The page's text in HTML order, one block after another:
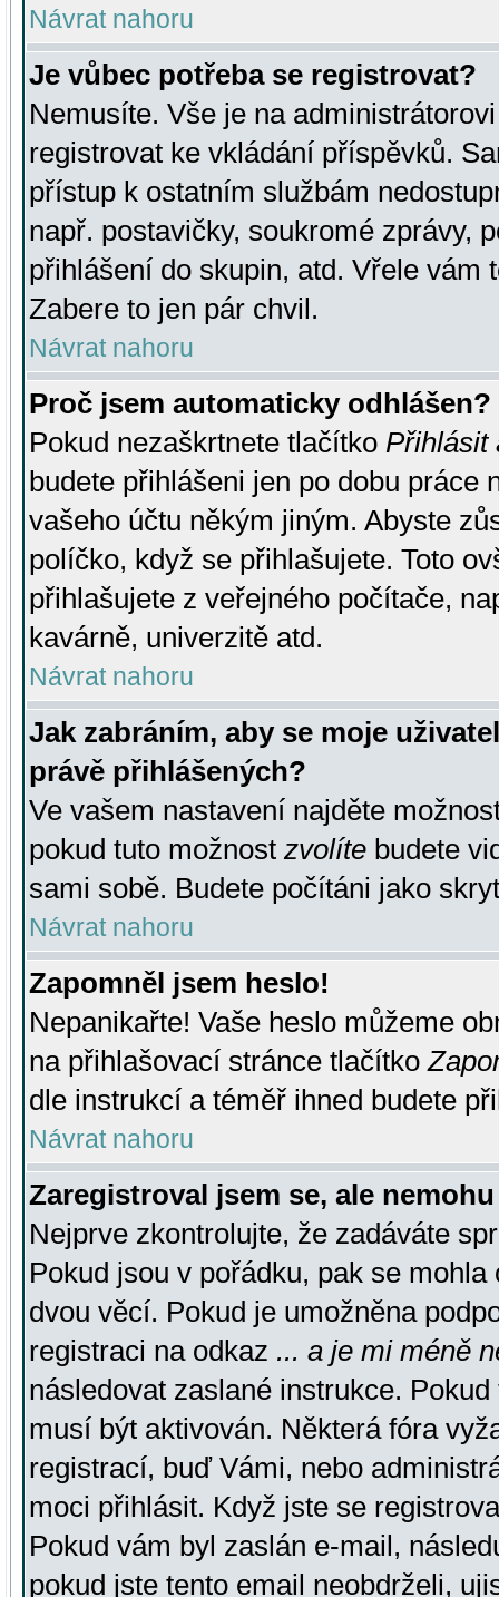
Návrat nahoru
Je vůbec potřeba se registrovat?
Nemusíte. Vše je na
registrovat ke vkládání příspěvků.
přístup k ostatním službám
např. postavičky, soukromé zprávy,
přihlášení do skupin, atd. Vřele vám
Zabere to jen pár chvil.
Návrat nahoru
Proč jsem automaticky odhlášen?
Pokud nezaškrtnete tlačítko Přihlásit
budete přihlášeni jen po dobu práce
vašeho účtu někým jiným. Abyste
políčko, když se přihlašujete. Toto
přihlašujete z veřejného počítače,
kavárně, univerzitě atd.
Návrat nahoru
Jak zabráním, aby se moje
právě přihlášených?
Ve vašem nastavení najděte
pokud tuto možnost zvolíte budete
sami sobě. Budete počítáni jako
Návrat nahoru
Zapomněl jsem heslo!
Nepanikařte! Vaše heslo můžeme
na přihlašovací stránce tlačítko
dle instrukcí a téměř ihned budete
Návrat nahoru
Zaregistroval jsem se, ale
Nejprve zkontrolujte, že zadáváte
Pokud jsou v pořádku, pak se
dvou věcí. Pokud je umožněna
registraci na odkaz ... a je mi méně
následovat zaslané instrukce.
musí být aktivován. Některá fóra
registrací, buď Vámi, nebo
moci přihlásit. Když jste se
Pokud vám byl zaslán e-mail,
pokud jste tento email neobdrželi,